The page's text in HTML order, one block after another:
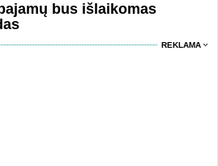
bus išlaikomas
REKLAMA